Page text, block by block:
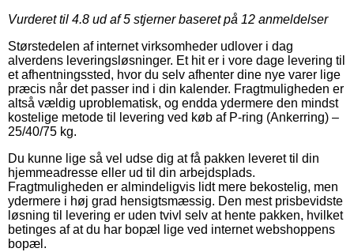
Vurderet til 4.8 ud af 5 stjerner baseret på 12 anmeldelser
Størstedelen af internet virksomheder udlover i dag
alverdens leveringsløsninger. Et hit er i vore dage levering til
et afhentningssted, hvor du selv afhenter dine nye varer lige
præcis når det passer ind i din kalender. Fragtmuligheden er
altså vældig uproblematisk, og endda ydermere den mindst
kostelige metode til levering ved køb af P-ring (Ankerring) –
25/40/75 kg.
Du kunne lige så vel udse dig at få pakken leveret til din
hjemmeadresse eller ud til din arbejdsplads.
Fragtmuligheden er almindeligvis lidt mere bekostelig, men
ydermere i høj grad hensigtsmæssig. Den mest prisbevidste
løsning til levering er uden tvivl selv at hente pakken, hvilket
betinges af at du har bopæl lige ved internet webshoppens
bopæl.